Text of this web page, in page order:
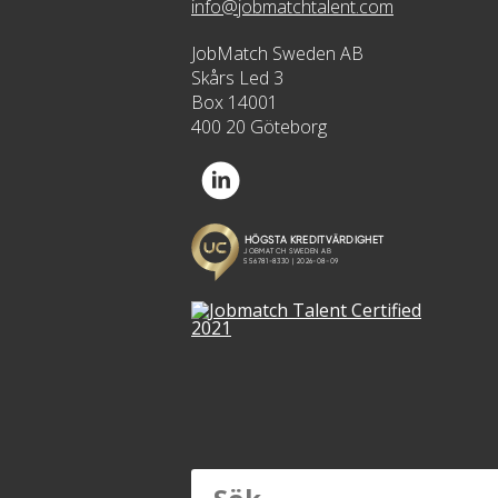
info@jobmatchtalent.com
JobMatch Sweden AB
Skårs Led 3
Box 14001
400 20 Göteborg